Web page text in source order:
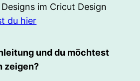
im Cricut Design
du hier
und du möchtest
zeigen?